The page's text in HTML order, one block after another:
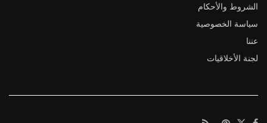
الشروط والأحكام
سياسة الخصوصية
عننا
لجنة الأخلاقيات